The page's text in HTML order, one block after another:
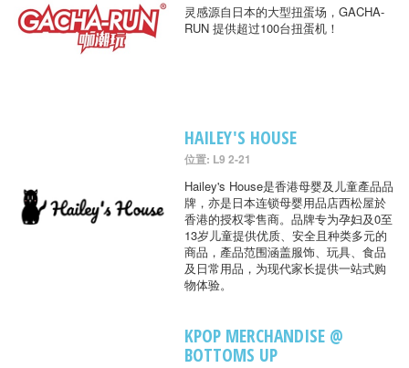
灵感源自日本的大型扭蛋场，GACHA-
RUN 提供超过100台扭蛋机！
HAILEY'S HOUSE
位置: L9 2-21
Hailey's House是香港母婴及儿童產品品
牌，亦是日本连锁母婴用品店西松屋於
香港的授权零售商。品牌专为孕妇及0至
13岁儿童提供优质、安全且种类多元的
商品，產品范围涵盖服饰、玩具、食品
及日常用品，为现代家长提供一站式购
物体验。
KPOP MERCHANDISE @
BOTTOMS UP